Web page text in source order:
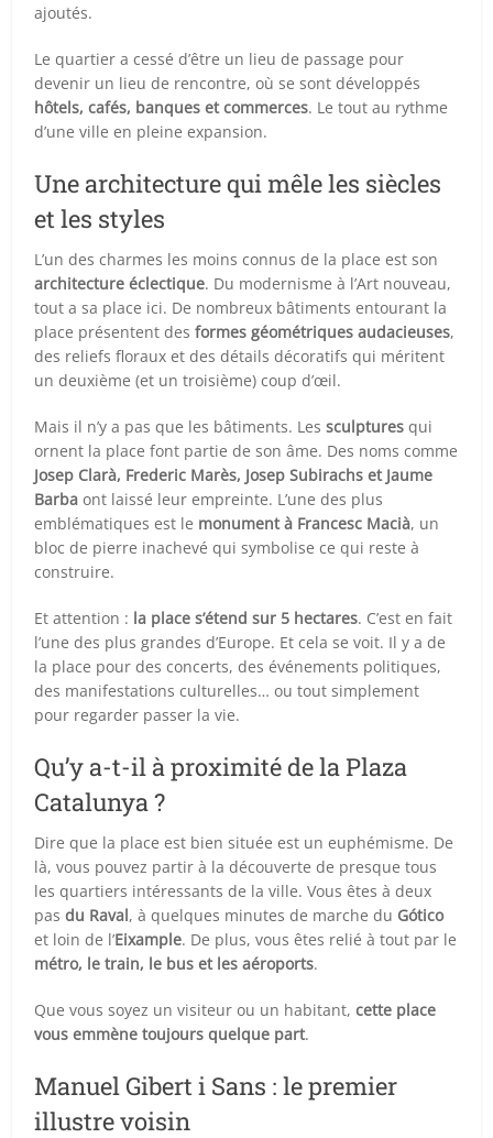
ajoutés.
Le quartier a cessé d’être un lieu de passage pour
devenir un lieu de rencontre, où se sont développés
hôtels, cafés, banques et commerces. Le tout au rythme
d’une ville en pleine expansion.
Une architecture qui mêle les siècles
et les styles
L’un des charmes les moins connus de la place est son
architecture éclectique. Du modernisme à l’Art nouveau,
tout a sa place ici. De nombreux bâtiments entourant la
place présentent desformes géométriques audacieuses,
des reliefs floraux et des détails décoratifs qui méritent
un deuxième (et un troisième) coup d’œil.
Mais il n’y a pas que les bâtiments. Lessculptures qui
ornent la place font partie de son âme. Des noms comme
Josep Clarà, Frederic Marès, Josep Subirachs et Jaume
Barba ont laissé leur empreinte. L’une des plus
emblématiques est le monument à Francesc Macià, un
bloc de pierre inachevé qui symbolise ce qui reste à
construire.
Et attention : la place s’étend sur 5 hectares. C’est en fait
l’une des plus grandes d’Europe. Et cela se voit. Il y a de
la place pour des concerts, des événements politiques,
des manifestations culturelles… ou tout simplement
pour regarder passer la vie.
Qu’y a-t-il à proximité de la Plaza
Catalunya ?
Dire que la place est bien située est un euphémisme. De
là, vous pouvez partir à la découverte de presque tous
les quartiers intéressants de la ville. Vous êtes à deux
pasdu Raval, à quelques minutes de marche du Gótico
et loin de l’Eixample. De plus, vous êtes relié à tout par le
métro, le train, le bus et les aéroports.
Que vous soyez un visiteur ou un habitant,cette place
vous emmène toujours quelque part.
Manuel Gibert i Sans : le premier
illustre voisin